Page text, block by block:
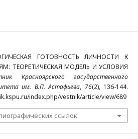
ГОТОВНОСТЬ ЛИЧНОСТИ К
ТЕОРЕТИЧЕСКАЯ МОДЕЛЬ И УСЛОВИЯ
Красноярского государственного
им. В.П. Астафьева, 76(2), 136-144.
index.php/vestnik/article/view/689
ссылок